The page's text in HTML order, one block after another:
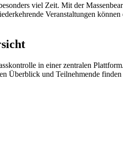
viel Zeit. Mit der
Veranstaltungen
in einer zentralen
Überblick und Teilnehmende